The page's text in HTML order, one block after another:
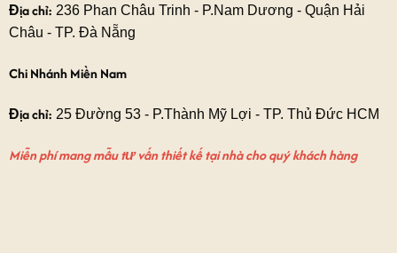
Địa chỉ: 236 Phan Châu Trinh - P.Nam Dương - Quận Hải
Châu - TP. Đà Nẵng
Chi Nhánh Miền Nam
Địa chỉ: 25 Đường 53 - P.Thành Mỹ Lợi - TP. Thủ Đức HCM
Miễn phí mang mẫu tư vấn thiết kế tại nhà cho quý khách hàng